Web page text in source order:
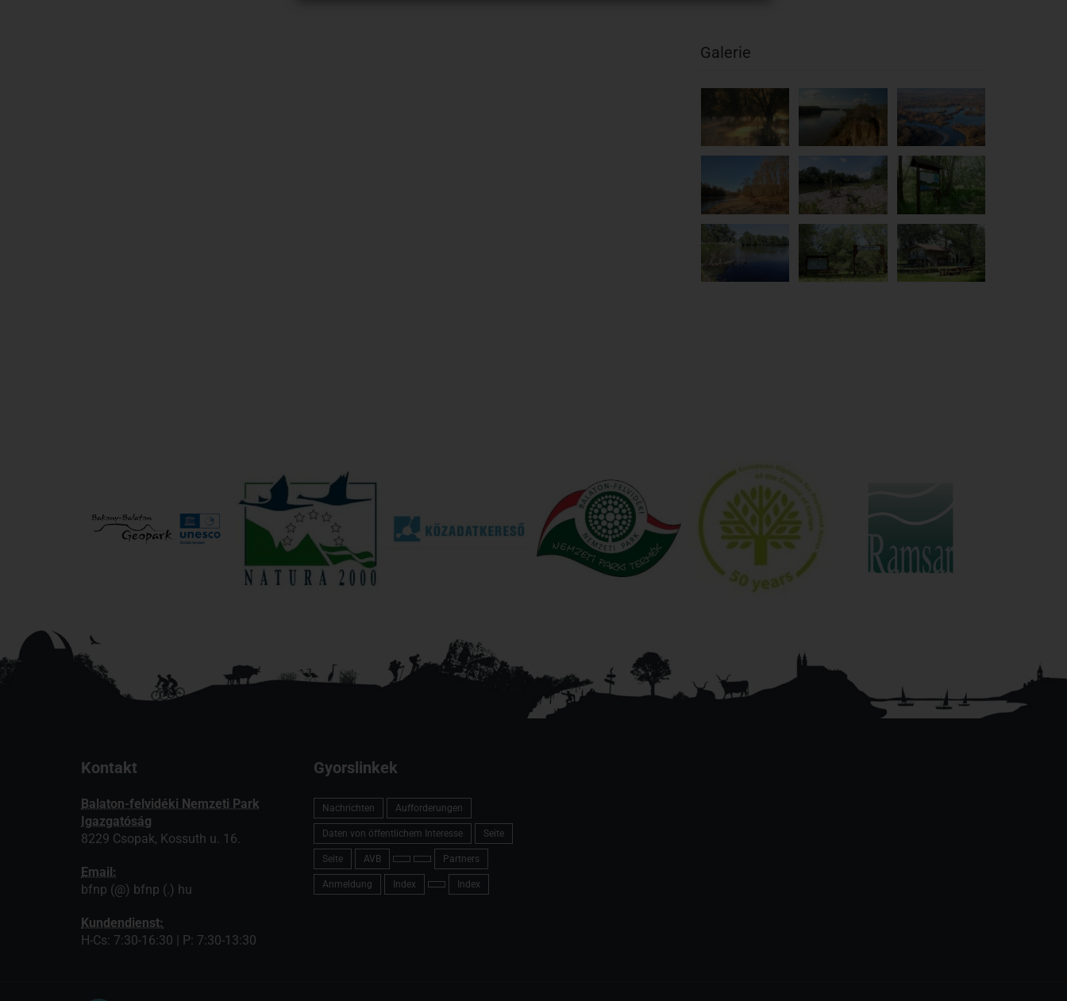
Galerie
Kontakt
Balaton-felvidéki Nemzeti Park
Igazgatóság
8229 Csopak, Kossuth u. 16.
Email:
bfnp (@) bfnp (.) hu
Kundendienst:
H-Cs: 7:30-16:30 | P: 7:30-13:30
Gyorslinkek
Nachrichten Aufforderungen
Daten von öffentlichem Interesse Seite
Seite AVB Partners
Anmeldung Index Index